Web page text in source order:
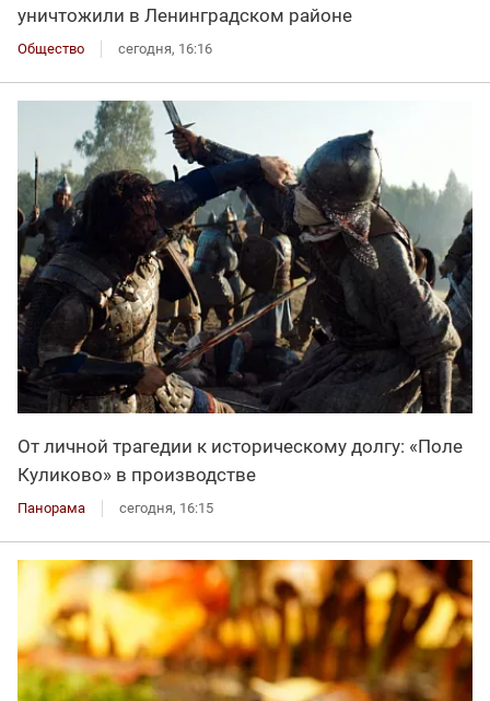
уничтожили в Ленинградском районе
Общество сегодня, 16:16
От личной трагедии к историческому долгу: «Поле
Куликово» в производстве
Панорама сегодня, 16:15